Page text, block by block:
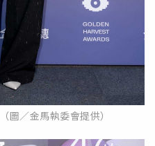
圖／金馬執委會提供）